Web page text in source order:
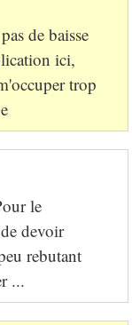
de baisse
ici,
trop
le
devoir
rebutant
...